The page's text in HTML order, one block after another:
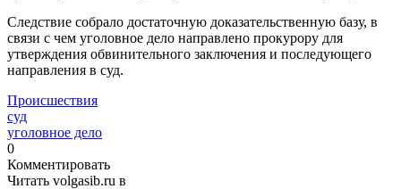
Следствие собрало достаточную доказательственную базу, в
связи с чем уголовное дело направлено прокурору для
утверждения обвинительного заключения и последующего
направления в суд.
Происшествия
суд
уголовное дело
0
Комментировать
Читать volgasib.ru в